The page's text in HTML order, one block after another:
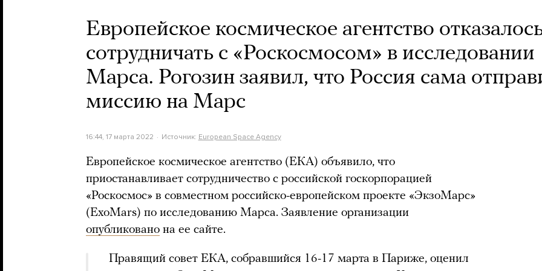
Европейское космическое агентство
сотрудничать с «Роскосмосом» в исследовании
Марса. Рогозин заявил, что Россия сама
миссию на Марс
16:44, 17 марта 2022 Источник: European Space Agency
Европейское космическое агентство (ЕКА) объявило, что
приостанавливает сотрудничество с российской госкорпорацией
«Роскосмос» в совместном российско-европейском проекте «ЭкзоМарс»
(ExoMars) по исследованию Марса. Заявление организации
опубликовано на ее сайте.
Правящий совет ЕКА, собравшийся 16-17 марта в Париже, оценил